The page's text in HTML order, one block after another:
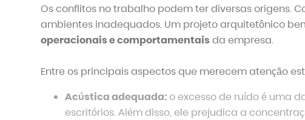
Os conflitos no trabalho podem ter diversas origens.
ambientes inadequados. Um projeto arquitetônico
operacionais e comportamentaisda empresa.
Entre os principais aspectos que merecem atenção
Acústica adequada: o excesso de ruído é uma
escritórios. Além disso, ele prejudica a